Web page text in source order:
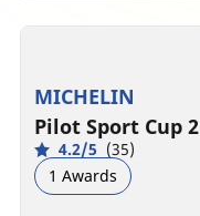
MICHELIN
Pilot Sport Cup 2
4.2/5 (35)
1 Awards